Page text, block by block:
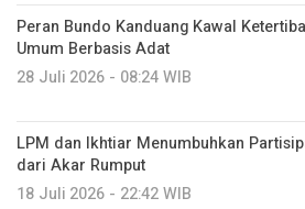
Peran Bundo Kanduang Kawal
Umum Berbasis Adat
28 Juli 2026 - 08:24 WIB
LPM dan Ikhtiar Menumbuhkan
dari Akar Rumput
18 Juli 2026 - 22:42 WIB